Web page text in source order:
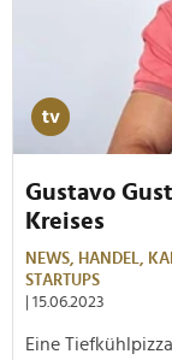
Gustavo
Kreises
NEWS, HANDEL,
STARTUPS
| 15.06.2023
Eine